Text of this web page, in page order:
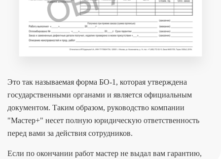
Это так называемая форма БО-1, которая утверждена
государственными органами и является официальным
документом. Таким образом, руководство компании
"Мастер+" несет полную юридическую ответственность
перед вами за действия сотрудников.
Если по окончании работ мастер не выдал вам гарантию,